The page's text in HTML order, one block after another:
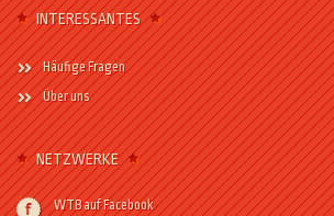
INTERESSANTES
Häufige Fragen
Über uns
NETZWERKE
WTB auf Facebook